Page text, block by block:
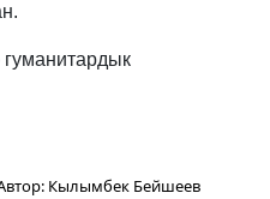
Кылымбек Бейшеев